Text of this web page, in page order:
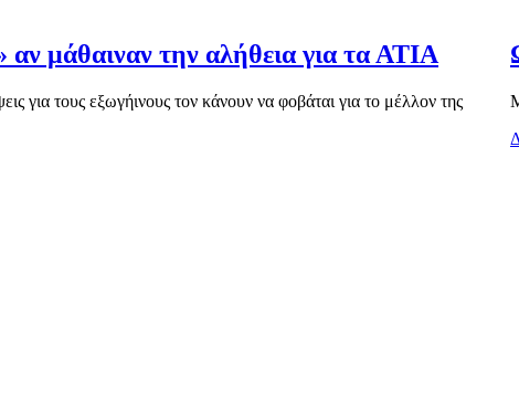
αν μάθαιναν την αλήθεια για τα ΑΤΙΑ
τους εξωγήινους τον κάνουν να φοβάται για το μέλλον της